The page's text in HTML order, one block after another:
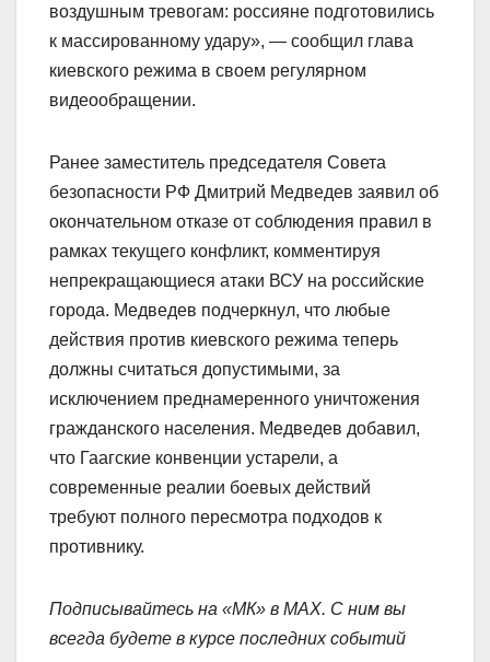
воздушным тревогам: россияне подготовились
к массированному удару», — сообщил глава
киевского режима в своем регулярном
видеообращении.
Ранее заместитель председателя Совета
безопасности РФ Дмитрий Медведев заявил об
окончательном отказе от соблюдения правил в
рамках текущего конфликт, комментируя
непрекращающиеся атаки ВСУ на российские
города. Медведев подчеркнул, что любые
действия против киевского режима теперь
должны считаться допустимыми, за
исключением преднамеренного уничтожения
гражданского населения. Медведев добавил,
что Гаагские конвенции устарели, а
современные реалии боевых действий
требуют полного пересмотра подходов к
противнику.
Подписывайтесь на «МК» в MAX. С ним вы
всегда будете в курсе последних событий